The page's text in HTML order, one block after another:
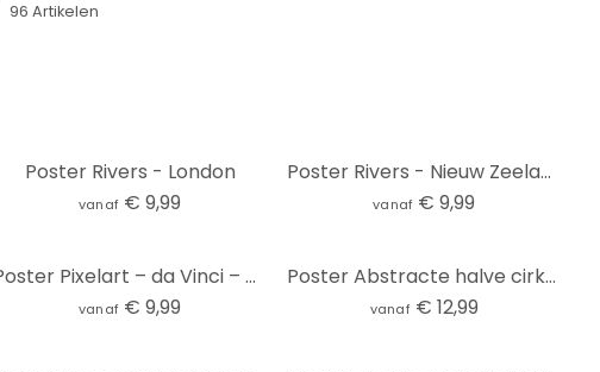
96 Artikelen
Poster Rivers - London
vanaf € 9,99
Poster Rivers - Nieuw Zeeland
vanaf € 9,99
Poster Pixelart – da Vinci – Mona Lisa
vanaf € 9,99
Poster Abstracte halve cirkels in warme natuurlijke kleuren - Bre - Vierkant
vanaf € 12,99